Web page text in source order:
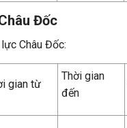
Đốc
Châu Đốc:
gian từ
Thời gian
đến